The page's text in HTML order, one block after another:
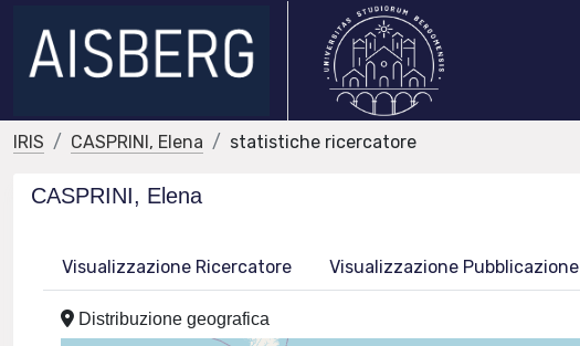
IRIS CASPRINI, Elena statistiche ricercatore
CASPRINI, Elena
Visualizzazione Ricercatore Visualizzazione Pubblicazione
Distribuzione geografica